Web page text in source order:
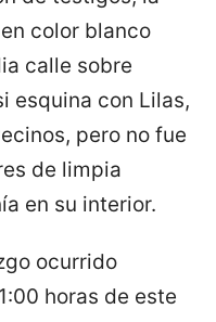
color blanco
calle sobre
esquina con Lilas,
pero no fue
de limpia
en su interior.
ocurrido
horas de este